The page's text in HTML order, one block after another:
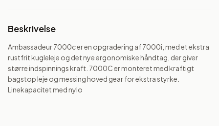
Beskrivelse
Ambassadeur 7000c er en opgradering af 7000i, med et ekstra
rustfrit kugleleje og det nye ergonomiske håndtag, der giver
større indspinnings kraft. 7000C er monteret med kraftigt
bagstop leje og messing hoved gear for ekstra styrke.
Linekapacitet med nylo